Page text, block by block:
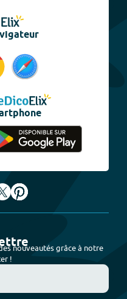
nouveautés grâce à notre
!